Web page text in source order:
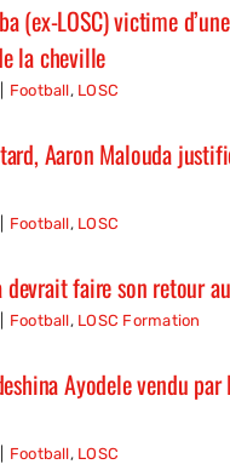
(ex-LOSC) victime
la cheville
Football, LOSC
Aaron Malouda
Football, LOSC
devrait faire son retour
Football, LOSC Formation
Ayodele vendu par
Football, LOSC